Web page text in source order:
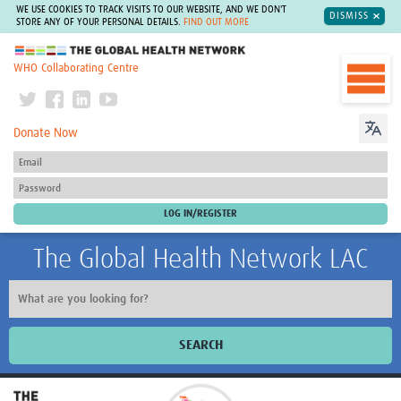
WE USE COOKIES TO TRACK VISITS TO OUR WEBSITE, AND WE DON'T
STORE ANY OF YOUR PERSONAL DETAILS.
FIND OUT MORE
DISMISS
The Global Health Network
WHO Collaborating Centre
Donate Now
The Global Health Network LAC
SEARCH
Inicio